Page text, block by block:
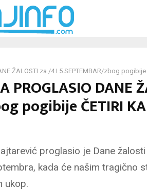
ŽALOSTI za /4.I 5.SEPTEMBAR/zbog pogibije
PROGLASIO DANE
pogibije ČETIRI
proglasio je Dane
kada će našim tragično
ukop.